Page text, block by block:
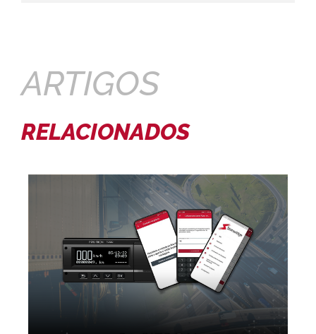
ARTIGOS
RELACIONADOS